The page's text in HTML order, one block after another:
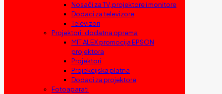
Nosači za TV, projektore i monitore
Dodaci za televizore
Televizori
Projektori i dodatna oprema
MIT ALEX promocija EPSON
projektora
Projektori
Projekcijska platna
Dodaci za projektore
Fotoaparati